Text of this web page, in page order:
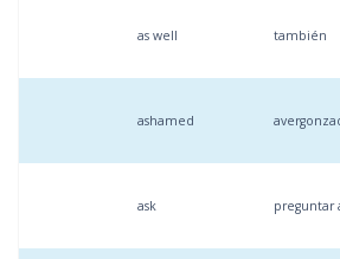
as well también
ashamed
ask preguntar